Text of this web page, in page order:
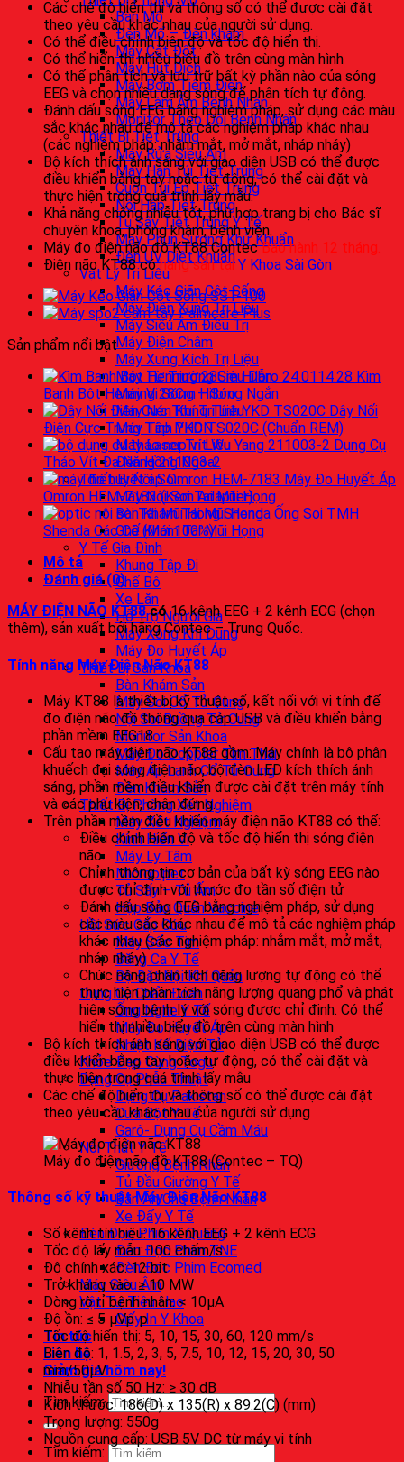
Bàn Mổ
Đèn Mổ – Đèn khám
Máy Cắt Đốt
Máy Hút Dịch
Máy Bơm Tiêm Điện
Máy Làm Ấm Bệnh Nhân
Monitor Theo Dõi Bệnh Nhân
Thiết Bị Tiệt Trùng
Máy Rửa Siêu Âm
Máy Hàn Túi Tiệt Trùng
Cuộn Túi Ép Tiệt Trùng
Nồi Hấp Tiệt Trùng
Tủ Sấy Tiệt Trùng Y Tế
Máy Phun Sương Khử Khuẩn
Đèn UV Diệt Khuẩn
Vật Lý Trị Liệu
Máy Kéo Giãn Cột Sống
Máy Điện Xung Trị Liệu
Máy Siêu Âm Điều Trị
Máy Điện Châm
Máy Xung Kích Trị Liệu
Máy Từ Trường Siêu Dẫn
Máy Vi Sóng – Sóng Ngắn
Máy Nén Khí Trị Liệu
Máy Tập PHCN
Máy Laser Trị Liệu
Đèn Hồng Ngoại
Thiết Bị Nội Soi
Máy Nội Soi Tai Mũi Họng
Bàn Khám Tai Mũi Họng
Ghế Khám Tai Mũi Họng
Y Tế Gia Đình
Khung Tập Đi
Ghế Bô
Xe Lăn
Hỗ Trợ Người Già
Máy Xông Khí Dung
Máy Đo Huyết Áp
Thiết Bị Sản Khoa
Bàn Khám Sản
Máy Soi Cổ Tử Cung
Nội Soi Buồng Tử Cung
Monitor Sản Khoa
Máy Đo Doppler Tim Thai
Máy Áp Lạnh Cổ Tử Cung
Đèn Khám Sản
Thiết Bị Phòng Xét Nghiệm
Máy Xét Nghiệm
Kính Hiển Vi
Máy Ly Tâm
Micropipet
Tủ Sấy – Tủ Ấm
Hộp Bảo Quản Vaccine
Hồi Sức Cấp Cứu
Máy Sốc Tim
Băng Ca Y Tế
Bộ Đặt Nội Khí Quản
Dụng Cụ Chẩn Đoán
Ống Nghe Y Tế
Máy Đo Huyết Áp
Nhiệt Kế Điện Tử
Khỏe Đẹp Cùng Togu
Dụng Cụ Phẫu Thuật
Dụng Cụ Pakistan
Cưa Bột Y Tế
Garô- Dụng Cụ Cầm Máu
Nội Thất Y Tế
Giường Bệnh Nhân
Tủ Đầu Giường Y Tế
Bàn Ăn Cho Bệnh Nhân
Xe Đẩy Y Tế
Đèn Đọc Phim X Quang
Đèn Đọc Phim TNE
Đèn Đọc Phim Ecomed
Máy Siêu Âm
Vật Tư Tiêu Hao
Giấy In Y Khoa
Tin tức
Liên hệ
Giảm giá hôm nay!
Tìm kiếm:
Tìm kiếm:
Các chế độ hiển thị và thông số có thể được cài đặt
theo yêu cầu khác nhau của người sử dụng.
Có thể điều chỉnh biên độ và tốc độ hiển thị.
Có thể hiển thị nhiều biểu đồ trên cùng màn hình
Có thể phân tích và lưu trữ bất kỳ phần nào của sóng
EEG và chọn nhiều dạng sóng để phân tích tự động.
Đánh dấu sóng EEG bằng nghiệm pháp, sử dụng các màu
sắc khác nhau để mô tả các nghiệm pháp khác nhau
(các nghiệm pháp: nhắm mắt, mở mắt, nháp nháy)
Bộ kích thích ánh sáng với giao diện USB có thể được
điều khiển bằng tay hoặc tự động, có thể cài đặt và
thực hiện trong quá trình lấy mẫu.
Khả năng chống nhiễu tốt, phù hợp trang bị cho Bác sĩ
chuyên khoa, phòng khám, bệnh viện.
Máy đo điện não đồ KT88 ContecBảo hành 12 tháng.
Điện não KT88 cóhàng sẵn tạiY Khoa Sài Gòn
Sản phẩm nổi bật
Kìm
Banh Bột Henning 28Cm Hilbro
Dây Nối
Điện Cực Trung Tính YKD TS020C (Chuẩn REM)
Dụng Cụ
Tháo Vít Đa Năng 211003-2
Máy Đo Huyết Áp
Omron HEM-7183 (Kèm Adapter)
Ống Soi TMH
Shenda Các Cỡ (Mới 100%)
Mô tả
Đánh giá (0)
MÁY ĐIỆN NÃO KT88có16 kênh EEG + 2 kênh ECG (chọn
thêm), sản xuất bởi hãng Contec – Trung Quốc.
Tính năng Máy Điện Não KT88
Máy KT88 là thiết bị kỹ thuật số, kết nối với vi tính để
đo điện não đồ thông qua cáp USB và điều khiển bằng
phần mềm EEG18.
Cấu tạo máy điện não KT88 gồm: Máy chính là bộ phận
khuếch đại sóng điện não, bộ đèn LED kích thích ánh
sáng, phần mềm điều khiển được cài đặt trên máy tính
và các phụ kiện, chân đứng.
Trên phần mềm điều khiển máy điện não KT88 có thể:
Điều chỉnh biên độ và tốc độ hiển thị sóng điện
não.
Chỉnh thông tin cơ bản của bất kỳ sóng EEG nào
được chỉ định với thước đo tần số điện tử
Đánh dấu sóng EEG bằng nghiệm pháp, sử dụng
các màu sắc khác nhau để mô tả các nghiệm pháp
khác nhau (các nghiệm pháp: nhắm mắt, mở mắt,
nháp nháy)
Chức năng phân tích năng lượng tự động có thể
thực hiện phân tích năng lượng quang phổ và phát
hiện sóng bệnh lý với sóng được chỉ định. Có thể
hiển thị nhiều biểu đồ trên cùng màn hình
Bộ kích thích ánh sáng với giao diện USB có thể được
điều khiển bằng tay hoặc tự động, có thể cài đặt và
thực hiện trong quá trình lấy mẫu
Các chế độ hiển thị và thông số có thể được cài đặt
theo yêu cầu khác nhau của người sử dụng
Máy đo điện não đồ KT88 (Contec – TQ)
Thông số kỹ thuật Máy Điện Não KT88
Số kênh tín hiệu: 16 kênh EEG + 2 kênh ECG
Tốc độ lấy mẫu: 100 chấm/s
Độ chính xác: 12 bit
Trở kháng vào: ≥ 10 MW
Dòng rò rỉ bệnh nhân: < 10µA
Độ ồn: ≤ 5 µVp-p
Tốc độ hiển thị: 5, 10, 15, 30, 60, 120 mm/s
Biên độ: 1, 1.5, 2, 3, 5, 7.5, 10, 12, 15, 20, 30, 50
mm/50µV
Nhiễu tần số 50 Hz: ≥ 30 dB
Kích thước: 186(D) x 135(R) x 89.2(C) (mm)
Trọng lượng: 550g
Nguồn cung cấp: USB 5V DC từ máy vi tính